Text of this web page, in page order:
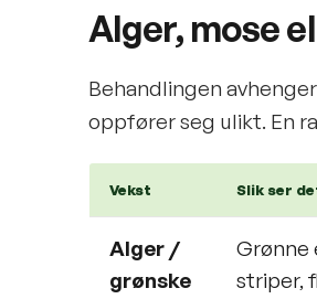
Alger, mose
Behandlingen
oppfører seg ulikt. En
Vekst Slik ser
Alger /
grønske
Grønne
striper,